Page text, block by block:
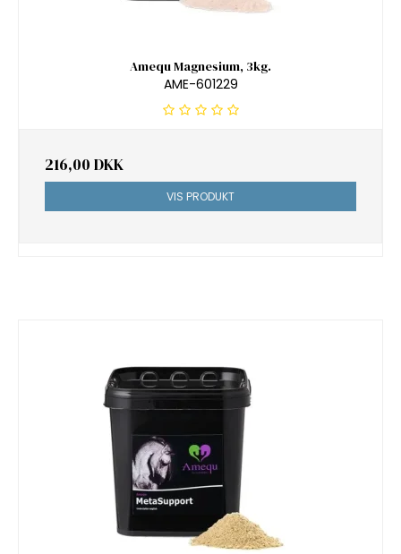
Amequ Magnesium, 3kg.
AME-601229
216,00 DKK
VIS PRODUKT